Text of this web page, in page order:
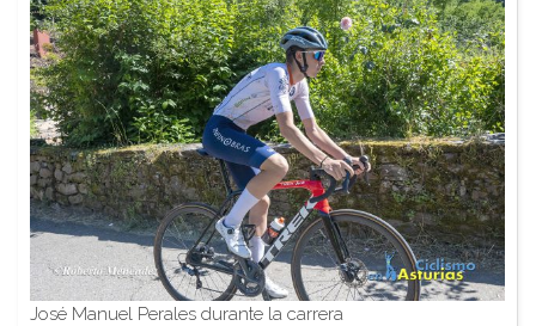
José Manuel Perales durante la carrera